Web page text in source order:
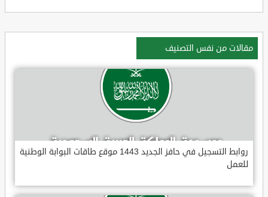
مقالات من نفس التصنيف
روابط التسجيل في حافز الجديد 1443 موقع طاقات البوابة الوطنية
للعمل